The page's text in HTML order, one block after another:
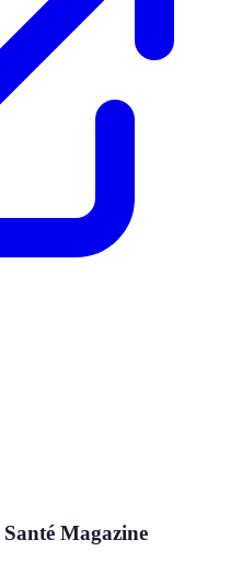
Magazine